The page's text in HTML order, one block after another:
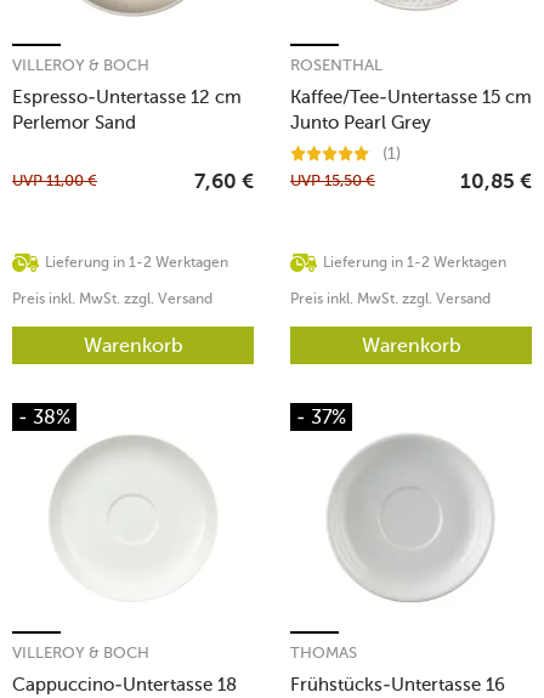
Espresso-Untertasse 12 cm
Perlemor Sand
VILLEROY & BOCH
Lieferung in 1-2 Werktagen
UVP11,00 € 7,60 €
Preis inkl. MwSt. zzgl. Versand
Warenkorb
Kaffee/Tee-Untertasse 15 cm
Junto Pearl Grey
ROSENTHAL
(1)
Lieferung in 1-2 Werktagen
UVP15,50 € 10,85 €
Preis inkl. MwSt. zzgl. Versand
Warenkorb
- 38%
Cappuccino-Untertasse 18
VILLEROY & BOCH
- 37%
Frühstücks-Untertasse 16
THOMAS